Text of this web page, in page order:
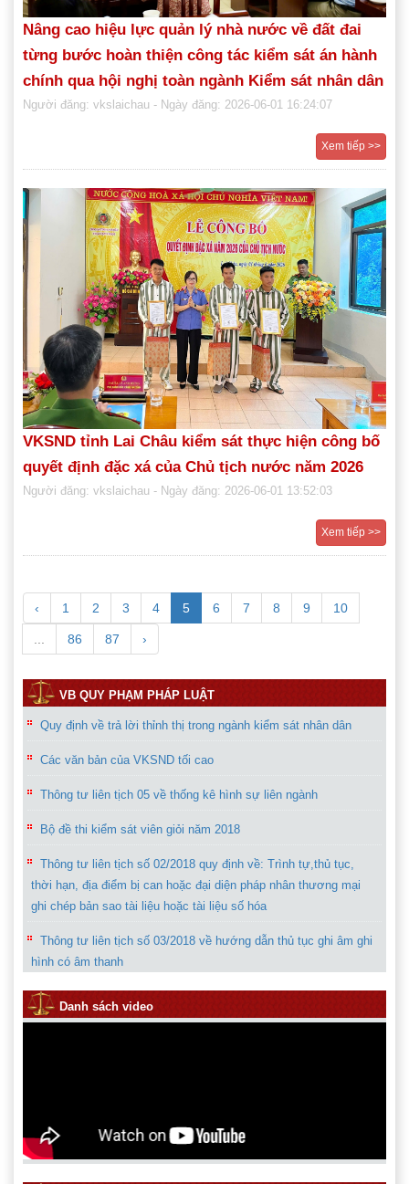
Nâng cao hiệu lực quản lý nhà nước về đất đai
từng bước hoàn thiện công tác kiểm sát án hành
chính qua hội nghị toàn ngành Kiểm sát nhân dân
Người đăng: vkslaichau - Ngày đăng: 2026-06-01 16:24:07
Xem tiếp >>
VKSND tỉnh Lai Châu kiểm sát thực hiện công bố
quyết định đặc xá của Chủ tịch nước năm 2026
Người đăng: vkslaichau - Ngày đăng: 2026-06-01 13:52:03
Xem tiếp >>
‹ 1 2 3 4 5 6 7 8 9 10
86 87 ›
VB QUY PHẠM PHÁP LUẬT
Các văn bản của VKSND tối cao
Thông tư liên tịch 05 về thống kê hình sự liên ngành
Bộ đề thi kiểm sát viên giỏi năm 2018
Thông tư liên tịch số 02/2018 quy định về: Trình tự,thủ tục,
ghi chép bản sao tài liệu hoặc tài liệu số hóa
Thông tư liên tịch số 03/2018 về hướng dẫn thủ tục ghi âm ghi
Sơ đồ hướng dẫn công tác thi đua khen thưởng trong ngành
Danh sách video